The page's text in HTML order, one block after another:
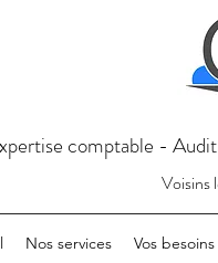
comptable -
Voisins
Nos services Vos besoins